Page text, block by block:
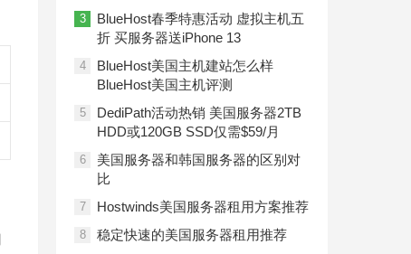
3
BlueHost春季特惠活动 虚拟主机五
折 买服务器送iPhone 13
4
BlueHost美国主机建站怎么样
BlueHost美国主机评测
5
DediPath活动热销 美国服务器2TB
HDD或120GB SSD仅需$59/月
6
美国服务器和韩国服务器的区别对
比
7 Hostwinds美国服务器租用方案推荐
8 稳定快速的美国服务器租用推荐